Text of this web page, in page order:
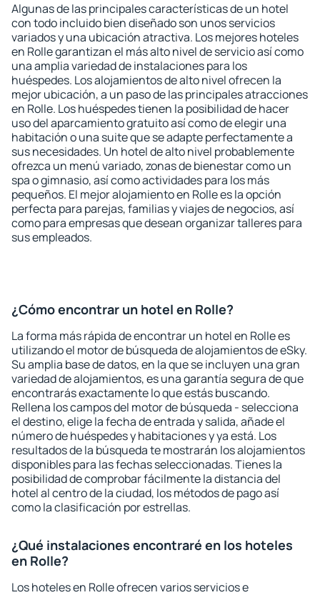
Algunas de las principales características de un hotel
con todo incluido bien diseñado son unos servicios
variados y una ubicación atractiva. Los mejores hoteles
en Rolle garantizan el más alto nivel de servicio así como
una amplia variedad de instalaciones para los
huéspedes. Los alojamientos de alto nivel ofrecen la
mejor ubicación, a un paso de las principales atracciones
en Rolle. Los huéspedes tienen la posibilidad de hacer
uso del aparcamiento gratuito así como de elegir una
habitación o una suite que se adapte perfectamente a
sus necesidades. Un hotel de alto nivel probablemente
ofrezca un menú variado, zonas de bienestar como un
spa o gimnasio, así como actividades para los más
pequeños. El mejor alojamiento en Rolle es la opción
perfecta para parejas, familias y viajes de negocios, así
como para empresas que desean organizar talleres para
sus empleados.
¿Cómo encontrar un hotel en Rolle?
La forma más rápida de encontrar un hotel en Rolle es
utilizando el motor de búsqueda de alojamientos de eSky.
Su amplia base de datos, en la que se incluyen una gran
variedad de alojamientos, es una garantía segura de que
encontrarás exactamente lo que estás buscando.
Rellena los campos del motor de búsqueda - selecciona
el destino, elige la fecha de entrada y salida, añade el
número de huéspedes y habitaciones y ya está. Los
resultados de la búsqueda te mostrarán los alojamientos
disponibles para las fechas seleccionadas. Tienes la
posibilidad de comprobar fácilmente la distancia del
hotel al centro de la ciudad, los métodos de pago así
como la clasificación por estrellas.
¿Qué instalaciones encontraré en los hoteles
en Rolle?
Los hoteles en Rolle ofrecen varios servicios e